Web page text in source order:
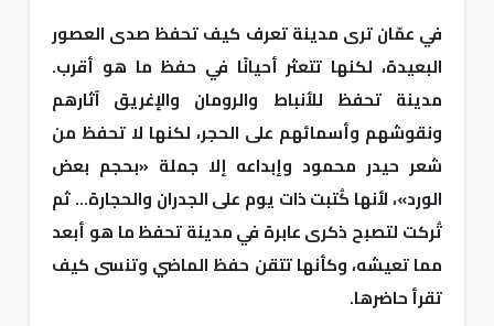
في عمّان ترى مدينة تعرف كيف تحفظ صدى العصور
البعيدة، لكنها تتعثر أحيانًا في حفظ ما هو أقرب.
مدينة تحفظ للأنباط والرومان والإغريق آثارهم
ونقوشهم وأسمائهم على الحجر، لكنها لا تحفظ من
شعر حيدر محمود وإبداعه إلا جملة «بحجم بعض
الورد»، لأنها كُتبت ذات يوم على الجدران والحجارة… ثم
تُركت لتصبح ذكرى عابرة في مدينة تحفظ ما هو أبعد
مما تعيشه، وكأنها تتقن حفظ الماضي وتنسى كيف
تقرأ حاضرها.